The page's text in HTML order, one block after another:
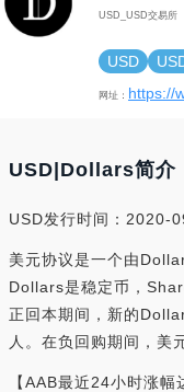
USD_USD交易所
USD
网址： https://
USD|Dollars简介
USD发行时间：2020-
美元协议是一个由
Dollars是稳定币，
正回本期间，新的
人。在负回购期间，美
【AAB最近24小时涨